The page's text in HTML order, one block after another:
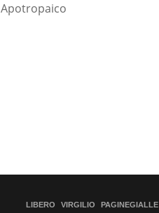
Apotropaico
LIBERO VIRGILIO PAGINEGIALLE